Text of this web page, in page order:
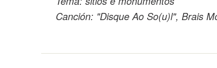
Canción: "Disque Ao So(u)l", Brais